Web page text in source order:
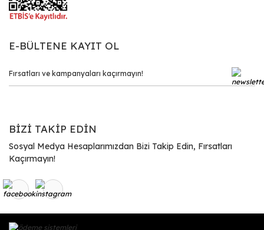
E-BÜLTENE KAYIT OL
BİZİ TAKİP EDİN
Sosyal Medya Hesaplarımızdan Bizi Takip Edin, Fırsatları
Kaçırmayın!